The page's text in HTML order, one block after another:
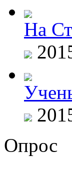
На
Опрос